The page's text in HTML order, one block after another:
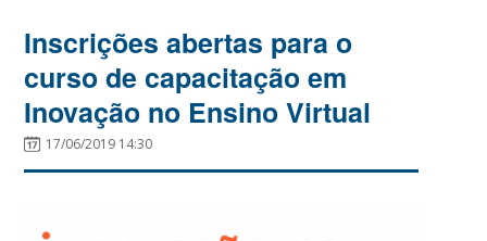
Inscrições abertas para o
curso de capacitação em
Inovação no Ensino Virtual
17/06/2019 14:30